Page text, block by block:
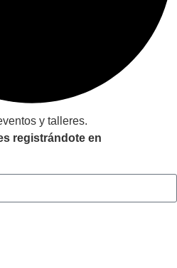
y talleres.
registrándote en